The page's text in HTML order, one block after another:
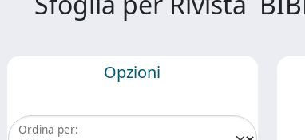
Opzioni
Ordina per: